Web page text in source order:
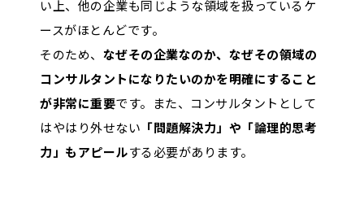
い上、他の企業も同じような領域を扱っているケ
ースがほとんどです。
そのため、 なぜその企業なのか、なぜその領域の
コンサルタントになりたいのかを明確にすること
が非常に重要です。また、コンサルタントとして
はやはり外せない 「問題解決力」や「論理的思考
力」もアピールする必要があります。